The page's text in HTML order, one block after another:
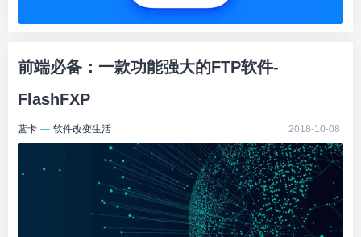
前端必备：一款功能强大的FTP软件-
FlashFXP
蓝卡 — 软件改变生活 2018-10-08